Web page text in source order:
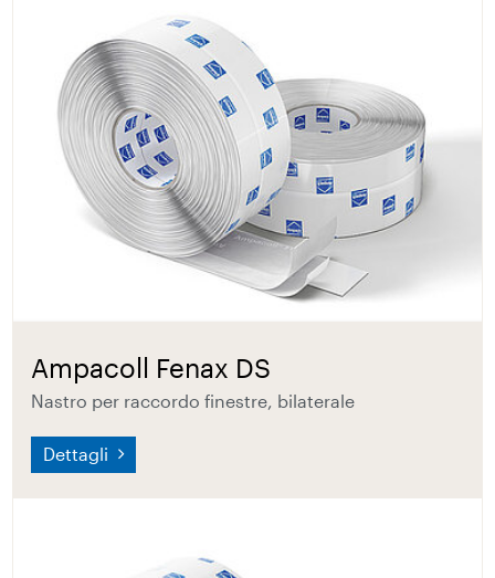
Ampacoll Fenax DS
Nastro per raccordo finestre, bilaterale
Dettagli